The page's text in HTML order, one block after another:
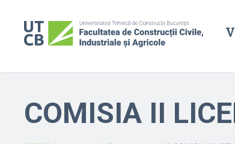
COMISIA II